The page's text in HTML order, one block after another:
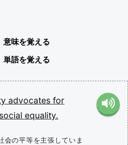
意味を覚える
単語を覚える
advocates for
social equality.
会の平等を主張していま